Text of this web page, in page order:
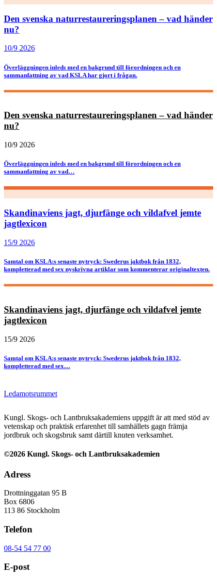
Den svenska naturrestaureringsplanen – vad händer
nu?
10/9 2026
Överläggningen inleds med en bakgrund till förordningen och en
sammanfattning av vad KSLA har gjort i frågan.
Den svenska naturrestaureringsplanen – vad händer
nu?
10/9 2026
Överläggningen inleds med en bakgrund till förordningen och en
sammanfattning av vad…
Skandinaviens jagt, djurfänge och vildafvel jemte
jagtlexicon
15/9 2026
Samtal om KSLA:s senaste nytryck: Swederus jaktbok från 1832,
kompletterad med sex nyskrivna artiklar som kommenterar originaltexten.
Skandinaviens jagt, djurfänge och vildafvel jemte
jagtlexicon
15/9 2026
Samtal om KSLA:s senaste nytryck: Swederus jaktbok från 1832,
kompletterad med sex…
Ledamotsrummet
Kungl. Skogs- och Lantbruksakademiens uppgift är att med stöd av
vetenskap och praktisk erfarenhet till samhällets gagn främja
jordbruk och skogsbruk samt därtill knuten verksamhet.
©2026 Kungl. Skogs- och Lantbruksakademien
Adress
Drottninggatan 95 B
Box 6806
113 86 Stockholm
Telefon
08-54 54 77 00
E-post